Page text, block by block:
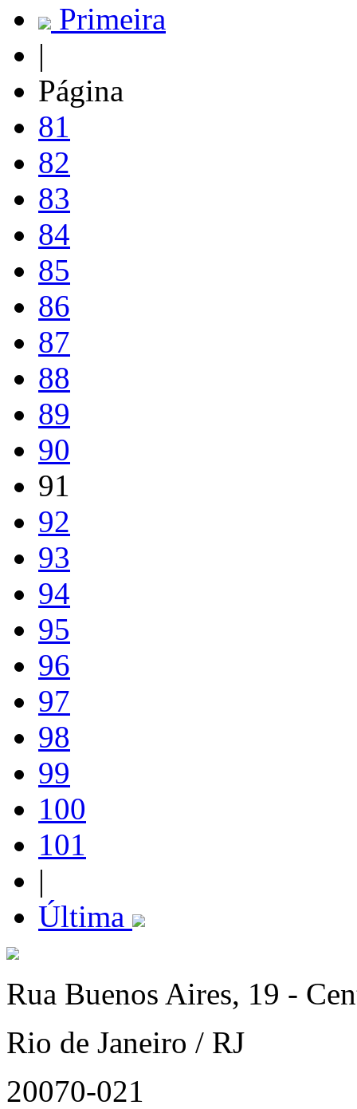
Primeira
|
Página
81
82
83
84
85
86
87
88
89
90
91
92
93
94
95
96
97
98
99
100
101
|
Última
Rua Buenos Aires, 19 -
Rio de Janeiro / RJ
20070-021